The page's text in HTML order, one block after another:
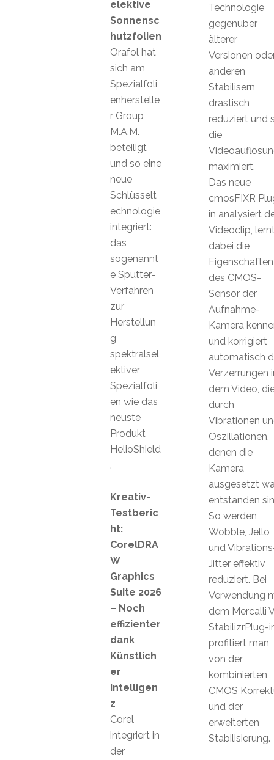
Technologie
gegenüber
älterer
Versionen
anderen
Stabilisern
drastisch
reduziert und
die
maximiert.
Das neue
cmosFIXR
in analysiert
Videoclip,
dabei die
Eigenschaften
des CMOS-
Sensor der
Aufnahme-
Kamera
und korrigiert
automatisch
Verzerrungen
dem Video,
durch
Vibrationen
Oszillationen,
denen die
Kamera
ausgesetzt
entstanden
So werden
Wobble, Jello
und
Jitter effektiv
reduziert. Bei
Verwendung
dem Mercalli
StabilizrPlug-
profitiert man
von der
kombinierten
CMOS
und der
erweiterten
Stabilisierung.
elektive
Sonnensc
hutzfolien
Orafol hat
sich am
Spezialfoli
enherstelle
r Group
M.A.M.
beteiligt
und so eine
neue
Schlüsselt
echnologie
integriert:
das
sogenannt
e Sputter-
Verfahren
zur
Herstellun
g
spektralsel
ektiver
Spezialfoli
en wie das
neuste
Produkt
HelioShield
.
Kreativ-
Testberic
ht:
CorelDRA
W
Graphics
Suite 2026
– Noch
effizienter
dank
Künstlich
er
Intelligen
z
Corel
integriert in
der